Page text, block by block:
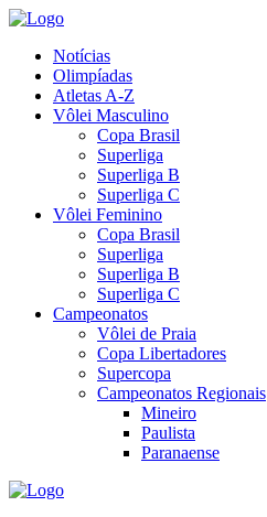
Notícias
Olimpíadas
Atletas A-Z
Vôlei Masculino
Copa Brasil
Superliga
Superliga B
Superliga C
Vôlei Feminino
Copa Brasil
Superliga
Superliga B
Superliga C
Campeonatos
Vôlei de Praia
Copa Libertadores
Supercopa
Campeonatos Regionais
Mineiro
Paulista
Paranaense